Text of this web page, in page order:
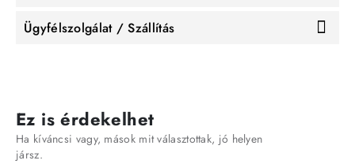
Ügyfélszolgálat / Szállítás
Ez is érdekelhet
Ha kíváncsi vagy, mások mit választottak, jó helyen
jársz.